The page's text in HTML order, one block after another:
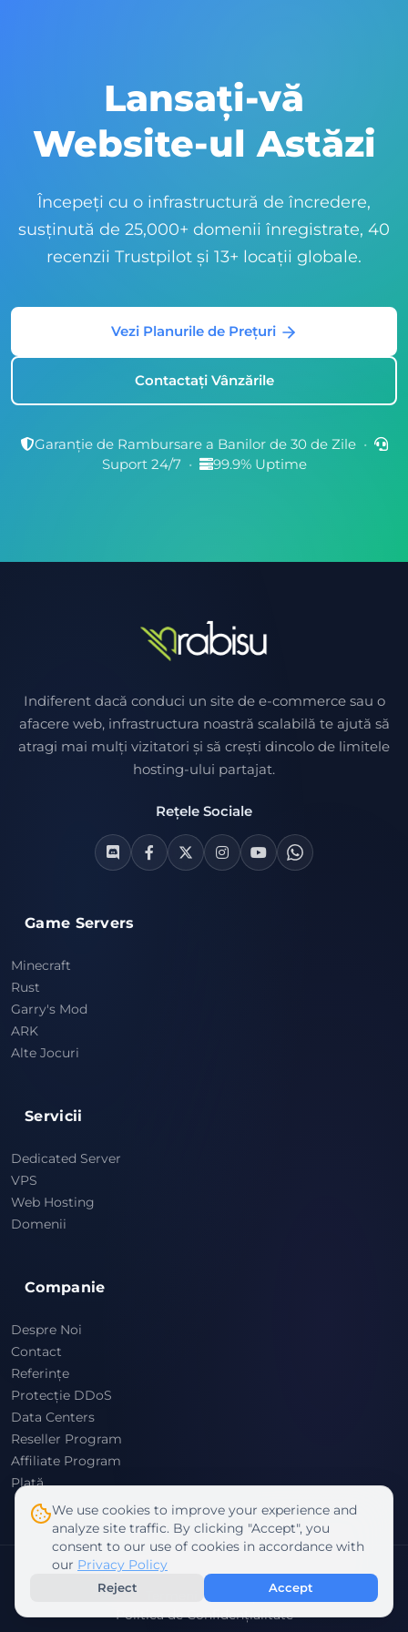
Lansați-vă
Website-ul Astăzi
Începeți cu o infrastructură de încredere,
susținută de 25,000+ domenii înregistrate, 40
recenzii Trustpilot și 13+ locații globale.
Vezi Planurile de Prețuri
Contactați Vânzările
Garanție de Rambursare a Banilor de 30 de Zile •
Suport 24/7 • 99.9% Uptime
Indiferent dacă conduci un site de e-commerce sau o
afacere web, infrastructura noastră scalabilă te ajută să
atragi mai mulți vizitatori și să crești dincolo de limitele
hosting-ului partajat.
Rețele Sociale
Game Servers
Minecraft
Rust
Garry's Mod
ARK
Alte Jocuri
Servicii
Dedicated Server
VPS
Web Hosting
Domenii
Companie
Despre Noi
Contact
Referințe
Protecție DDoS
Data Centers
Reseller Program
Affiliate Program
Plată
© 2026 Rabisu. Toate drepturile rezervate
Termeni & Condiții
Politica de Confidențialitate
We use cookies to improve your experience and
analyze site traffic. By clicking "Accept", you
consent to our use of cookies in accordance with
our Privacy Policy
Reject Accept